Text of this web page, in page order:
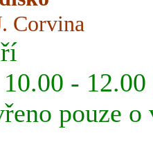
Corvina
-
pouze o